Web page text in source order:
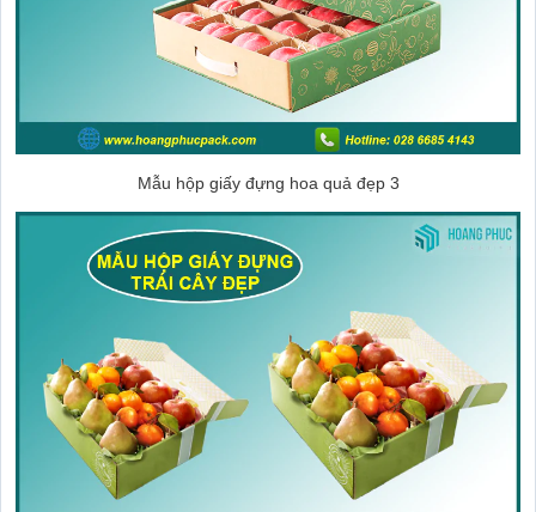
Mẫu hộp giấy đựng hoa quả đẹp 3